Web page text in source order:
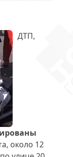
ДТП,
около 12